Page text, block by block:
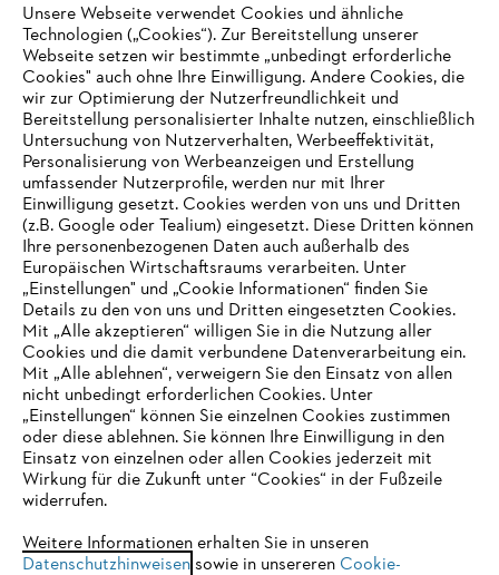
Zahlungsmöglichkeiten
Unternehmen
Online Shop
Service
IHR BROWSER WIRD NICHT
UNTERSTÜTZT
eine optimale Nutzung unserer Seite empfehlen wir Ihnen, zu
einem der folgenden Browser zu wechseln:
Unsere Webseite verwendet Cookies und ähnliche
Technologien („Cookies“). Zur Bereitstellung unserer
Webseite setzen wir bestimmte „unbedingt erforderliche
Cookies" auch ohne Ihre Einwilligung. Andere Cookies, die
wir zur Optimierung der Nutzerfreundlichkeit und
Bereitstellung personalisierter Inhalte nutzen, einschließlich
Untersuchung von Nutzerverhalten, Werbeeffektivität,
Personalisierung von Werbeanzeigen und Erstellung
umfassender Nutzerprofile, werden nur mit Ihrer
Einwilligung gesetzt. Cookies werden von uns und Dritten
(z.B. Google oder Tealium) eingesetzt. Diese Dritten können
Ihre personenbezogenen Daten auch außerhalb des
Europäischen Wirtschaftsraums verarbeiten. Unter
„Einstellungen" und „Cookie Informationen“ finden Sie
Details zu den von uns und Dritten eingesetzten Cookies.
Mit „Alle akzeptieren“ willigen Sie in die Nutzung aller
Cookies und die damit verbundene Datenverarbeitung ein.
Mit „Alle ablehnen“, verweigern Sie den Einsatz von allen
nicht unbedingt erforderlichen Cookies. Unter
„Einstellungen“ können Sie einzelnen Cookies zustimmen
oder diese ablehnen. Sie können Ihre Einwilligung in den
Einsatz von einzelnen oder allen Cookies jederzeit mit
Wirkung für die Zukunft unter “Cookies“ in der Fußzeile
widerrufen.
Weitere Informationen erhalten Sie in unseren
Datenschutzhinweisensowie in unsereren Cookie-